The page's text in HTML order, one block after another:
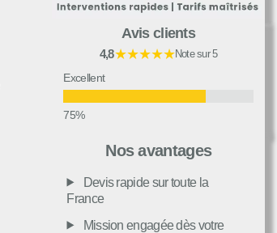
Avis clients
4,8★★★★★Note sur 5
Excellent
Moyen
Nos avantages
Devis rapide sur toute la
France
Mission engagée dès votre